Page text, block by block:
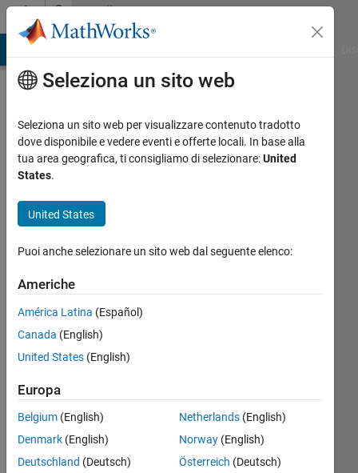
Vai al contenutoCommunity
Profile
Ritish
Raghav
Maram
Attivo
Following:
Follow
Programming
Languages:
Seleziona un sito web
Seleziona un sito web per visualizzare contenuto tradotto
dove disponibile e vedere eventi e offerte locali. In base alla
tua area geografica, ti consigliamo di selezionare:United
States.
United States
Puoi anche selezionare un sito web dal seguente elenco:
Americhe
América Latina (Español)
Canada (English)
United States (English)
Europa
Belgium (English)
Denmark (English)
Deutschland (Deutsch)
Netherlands(English)
Norway(English)
Österreich (Deutsch)